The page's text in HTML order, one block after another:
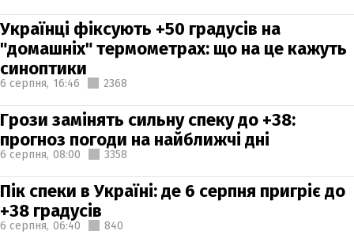
Українці фіксують +50 градусів на
"домашніх" термометрах: що на це кажуть
синоптики
6 серпня, 16:46 2368
Грози замінять сильну спеку до +38:
прогноз погоди на найближчі дні
6 серпня, 08:00 3358
Пік спеки в Україні: де 6 серпня пригріє до
+38 градусів
6 серпня, 06:40 840